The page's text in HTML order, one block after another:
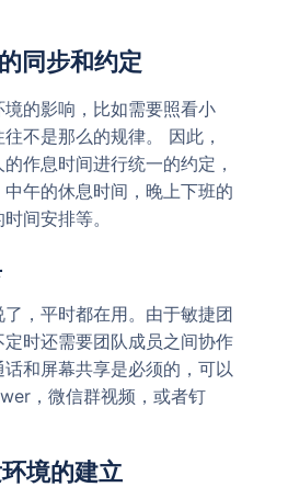
同步和约定
的影响，比如需要照看小
不是那么的规律。 因此，
作息时间进行统一的约定，
午的休息时间，晚上下班的
间安排等。
，平时都在用。由于敏捷团
时还需要团队成员之间协作
和屏幕共享是必须的，可以
，微信群视频，或者钉
境的建立